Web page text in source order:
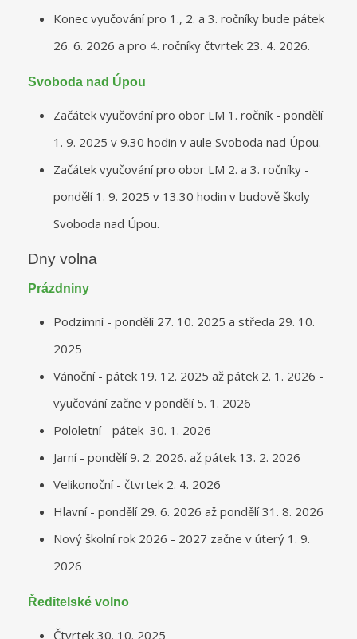
Konec vyučování pro 1., 2. a 3. ročníky bude pátek
26. 6. 2026 a pro 4. ročníky čtvrtek 23. 4. 2026.
Svoboda nad Úpou
Začátek vyučování pro obor LM 1. ročník - pondělí
1. 9. 2025 v 9.30 hodin v aule Svoboda nad Úpou.
Začátek vyučování pro obor LM 2. a 3. ročníky -
pondělí 1. 9. 2025 v 13.30 hodin v budově školy
Svoboda nad Úpou.
Dny volna
Prázdniny
Podzimní - pondělí 27. 10. 2025 a středa 29. 10.
2025
Vánoční - pátek 19. 12. 2025 až pátek 2. 1. 2026 -
vyučování začne v pondělí 5. 1. 2026
Pololetní - pátek 30. 1. 2026
Jarní - pondělí 9. 2. 2026. až pátek 13. 2. 2026
Velikonoční - čtvrtek 2. 4. 2026
Hlavní - pondělí 29. 6. 2026 až pondělí 31. 8. 2026
Nový školní rok 2026 - 2027 začne v úterý 1. 9.
2026
Ředitelské volno
Čtvrtek 30. 10. 2025